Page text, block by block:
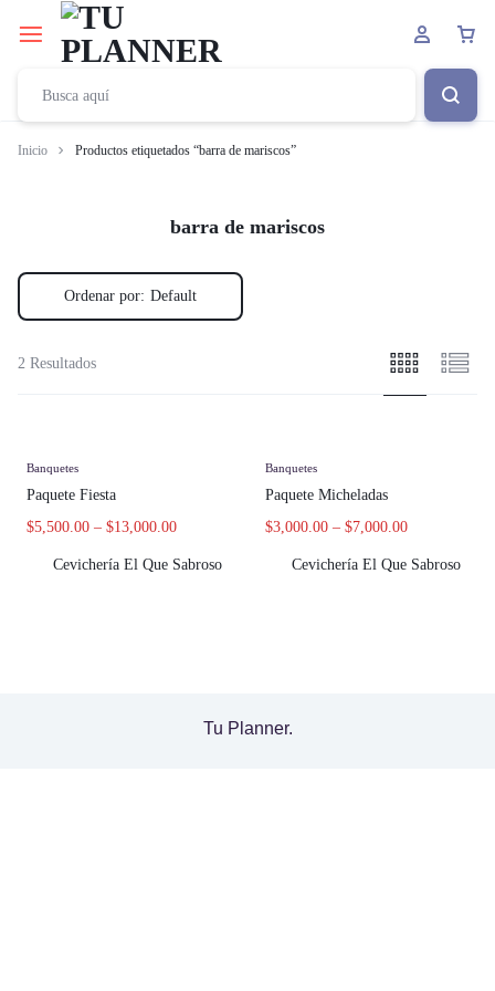
Inicio Productos etiquetados “barra de mariscos”
barra de mariscos
Ordenar por: Default
2 Resultados
Banquetes
Paquete Fiesta
$5,500.00 – $13,000.00
Cevichería El Que Sabroso
Banquetes
Paquete Micheladas
$3,000.00 – $7,000.00
Cevichería El Que Sabroso
Tu Planner.